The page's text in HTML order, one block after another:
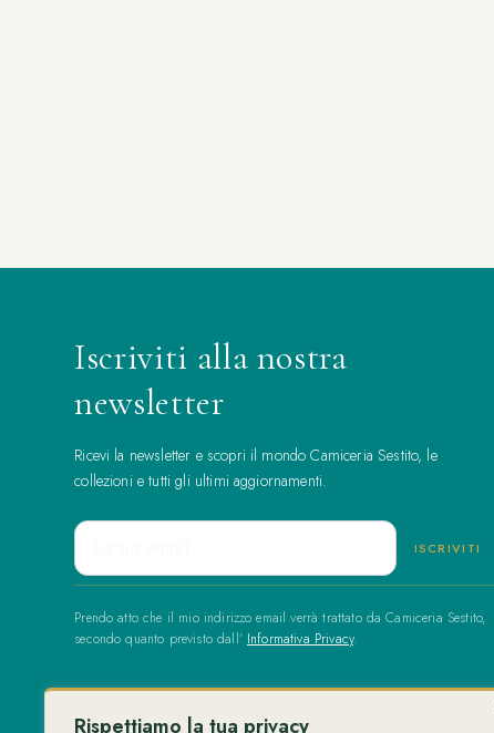
Rispettiamo la tua privacy
Iscriviti alla nostra
newsletter
Ricevi la newsletter e scopri il mondo Camiceria Sestito, le
collezioni e tutti gli ultimi aggiornamenti.
Prendo atto che il mio indirizzo email verrà trattato da Camiceria Sestito,
secondo quanto previsto dall' Informativa Privacy.